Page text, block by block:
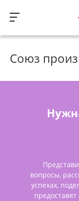
Союз
вопросы,
успехах,